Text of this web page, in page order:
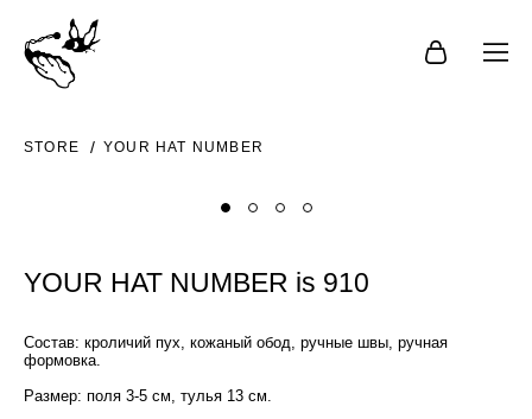
STORE YOUR HAT NUMBER
YOUR HAT NUMBER is 910
Состав: кроличий пух, кожаный обод, ручные швы, ручная
формовка.
Размер: поля 3-5 см, тулья 13 см.